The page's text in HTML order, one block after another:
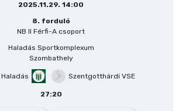
2025.11.29. 14:00
8. forduló
NB II Férfi-A csoport
Haladás Sportkomplexum
Szombathely
Haladás Szentgotthárdi VSE
27:20